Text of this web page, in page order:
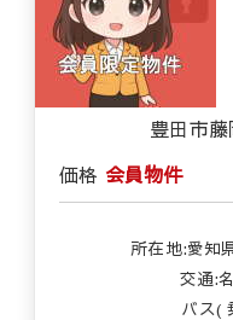
豊田市
価格 会員物件
所在地:愛知
交通:
バス(